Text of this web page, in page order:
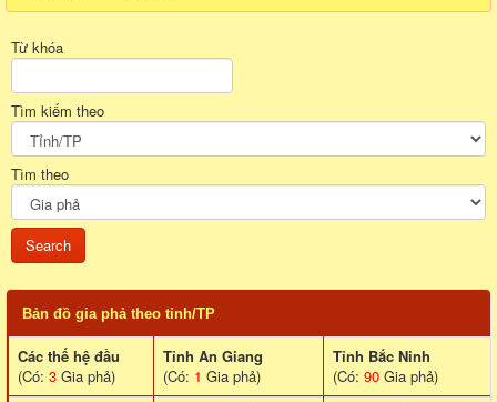
Từ khóa
Tìm kiếm theo
Tìm theo
Bản đồ gia phả theo tỉnh/TP
Các thế hệ đầu
(Có: 3 Gia phả)
Tỉnh An Giang
(Có: 1 Gia phả)
Tỉnh Bắc Ninh
(Có: 90 Gia phả)